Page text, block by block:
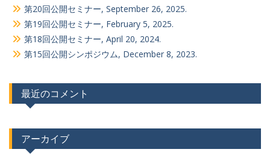
第20回公開セミナー, September 26, 2025.
第19回公開セミナー, February 5, 2025.
第18回公開セミナー, April 20, 2024.
第15回公開シンポジウム, December 8, 2023.
最近のコメント
アーカイブ